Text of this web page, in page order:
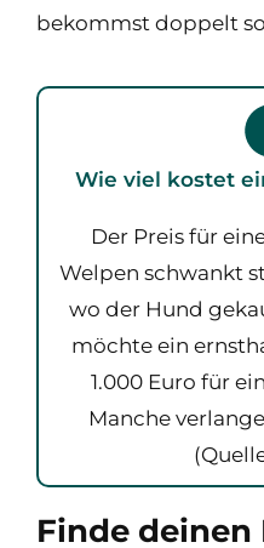
bekommst doppelt so
Wie viel kostet
Der Preis für
Welpen schwankt
wo der Hund
möchte ein
1.000 Euro für
Manche
Finde deinen